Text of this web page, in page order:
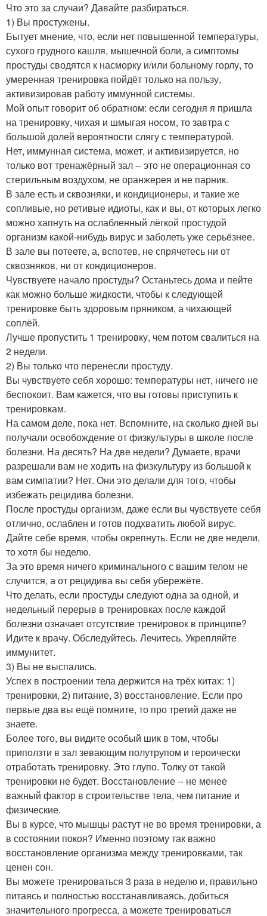
Что это за случаи? Давайте разбираться.
1) Вы простужены.
Бытует мнение, что, если нет повышенной температуры,
сухого грудного кашля, мышечной боли, а симптомы
простуды сводятся к насморку и/или больному горлу, то
умеренная тренировка пойдёт только на пользу,
активизировав работу иммунной системы.
Мой опыт говорит об обратном: если сегодня я пришла
на тренировку, чихая и шмыгая носом, то завтра с
большой долей вероятности слягу с температурой.
Нет, иммунная система, может, и активизируется, но
только вот тренажёрный зал -- это не операционная со
стерильным воздухом, не оранжерея и не парник.
В зале есть и сквозняки, и кондиционеры, и такие же
сопливые, но ретивые идиоты, как и вы, от которых легко
можно хапнуть на ослабленный лёгкой простудой
организм какой-нибудь вирус и заболеть уже серьёзнее.
В зале вы потеете, а, вспотев, не спрячетесь ни от
сквозняков, ни от кондиционеров.
Чувствуете начало простуды? Останьтесь дома и пейте
как можно больше жидкости, чтобы к следующей
тренировке быть здоровым пряником, а чихающей
соплёй.
Лучше пропустить 1 тренировку, чем потом свалиться на
2 недели.
2) Вы только что перенесли простуду.
Вы чувствуете себя хорошо: температуры нет, ничего не
беспокоит. Вам кажется, что вы готовы приступить к
тренировкам.
На самом деле, пока нет. Вспомните, на сколько дней вы
получали освобождение от физкультуры в школе после
болезни. На десять? На две недели? Думаете, врачи
разрешали вам не ходить на физкультуру из большой к
вам симпатии? Нет. Они это делали для того, чтобы
избежать рецидива болезни.
После простуды организм, даже если вы чувствуете себя
отлично, ослаблен и готов подхватить любой вирус.
Дайте себе время, чтобы окрепнуть. Если не две недели,
то хотя бы неделю.
За это время ничего криминального с вашим телом не
случится, а от рецидива вы себя убережёте.
Что делать, если простуды следуют одна за одной, и
недельный перерыв в тренировках после каждой
болезни означает отсутствие тренировок в принципе?
Идите к врачу. Обследуйтесь. Лечитесь. Укрепляйте
иммунитет.
3) Вы не выспались.
Успех в построении тела держится на трёх китах: 1)
тренировки, 2) питание, 3) восстановление. Если про
первые два вы ещё помните, то про третий даже не
знаете.
Более того, вы видите особый шик в том, чтобы
приползти в зал зевающим полутрупом и героически
отработать тренировку. Это глупо. Толку от такой
тренировки не будет. Восстановление -- не менее
важный фактор в строительстве тела, чем питание и
физические.
Вы в курсе, что мышцы растут не во время тренировки, а
в состоянии покоя? Именно поэтому так важно
восстановление организма между тренировками, так
ценен сон.
Вы можете тренироваться 3 раза в неделю и, правильно
питаясь и полностью восстанавливаясь, добиться
значительного прогресса, а можете тренироваться